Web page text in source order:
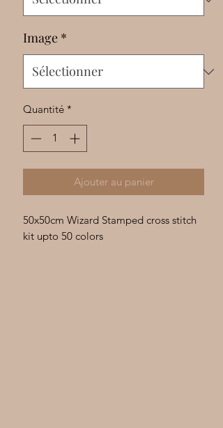
Image *
Quantité *
Ajouter au panier
50x50cm Wizard Stamped cross stitch
kit upto 50 colors